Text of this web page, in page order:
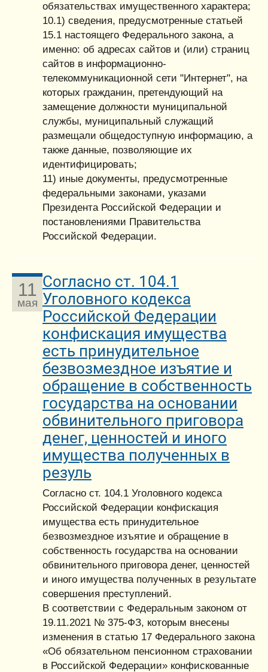
обязательствах имущественного характера;
10.1) сведения, предусмотренные статьей
15.1 настоящего Федерального закона, а
именно: об адресах сайтов и (или) страниц
сайтов в информационно-
телекоммуникационной сети "Интернет", на
которых гражданин, претендующий на
замещение должности муниципальной
службы, муниципальный служащий
размещали общедоступную информацию, а
также данные, позволяющие их
идентифицировать;
11) иные документы, предусмотренные
федеральными законами, указами
Президента Российской Федерации и
постановлениями Правительства
Российской Федерации.
11
мая
Согласно ст. 104.1
Уголовного кодекса
Российской Федерации
конфискация имущества
есть принудительное
безвозмездное изъятие и
обращение в собственность
государства на основании
обвинительного приговора
денег, ценностей и иного
имущества полученных в
резуль
Согласно ст. 104.1 Уголовного кодекса
Российской Федерации конфискация
имущества есть принудительное
безвозмездное изъятие и обращение в
собственность государства на основании
обвинительного приговора денег, ценностей
и иного имущества полученных в результате
совершения преступлений.
В соответствии с Федеральным законом от
19.11.2021 № 375-ФЗ, которым внесены
изменения в статью 17 Федерального закона
«Об обязательном пенсионном страховании
в Российской Федерации» конфискованные